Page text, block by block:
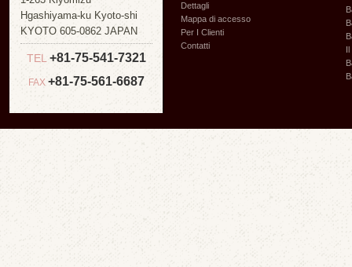
Hgashiyama-ku Kyoto-shi
KYOTO 605-0862 JAPAN
TEL +81-75-541-7321
FAX +81-75-561-6687
Dettagli
Mappa di accesso
Per I Clienti
Contatti
Il